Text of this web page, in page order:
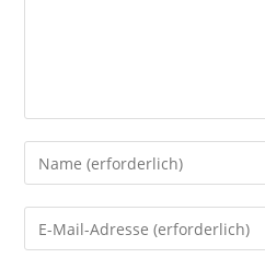
Gib
deinen
Namen
oder
Gib
deine